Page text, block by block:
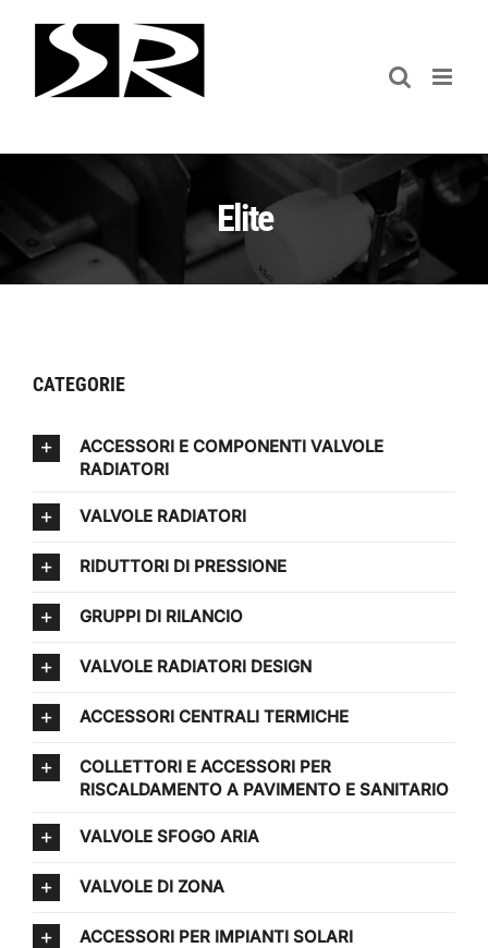
contenuto
Elite
CATEGORIE
ACCESSORI E COMPONENTI VALVOLE
RADIATORI
VALVOLE RADIATORI
RIDUTTORI DI PRESSIONE
GRUPPI DI RILANCIO
VALVOLE RADIATORI DESIGN
ACCESSORI CENTRALI TERMICHE
COLLETTORI E ACCESSORI PER
RISCALDAMENTO A PAVIMENTO E SANITARIO
VALVOLE SFOGO ARIA
VALVOLE DI ZONA
ACCESSORI PER IMPIANTI SOLARI